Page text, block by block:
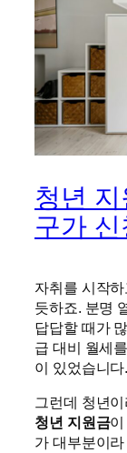
청년
구가
자취를 시작
듯하죠. 분명
답답할 때가
급 대비 월세
이 있었습니다.
그런데 청년
청년 지원금
가 대부분이